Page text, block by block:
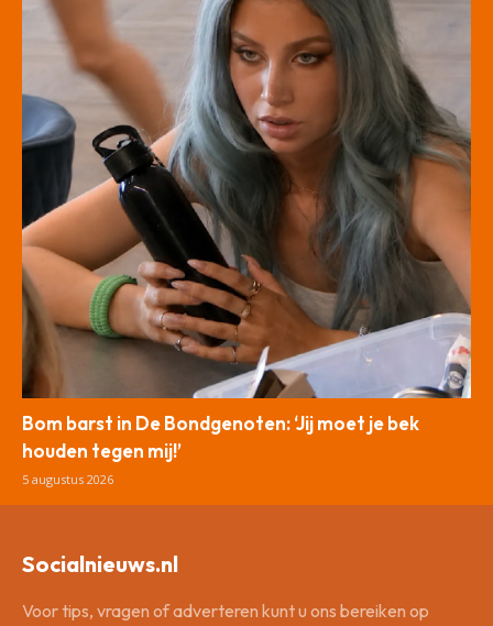
Bom barst in De Bondgenoten: ‘Jij moet je bek
houden tegen mij!’
5 augustus 2026
Socialnieuws.nl
Voor tips, vragen of adverteren kunt u ons bereiken op